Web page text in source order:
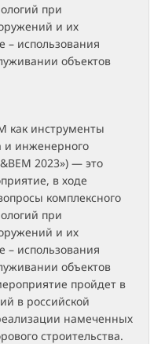
при
и их
– использования
объектов
как инструменты
и инженерного
2023») — это
в ходе
комплексного
при
и их
– использования
объектов
пройдет в
в российской
намеченных
строительства.